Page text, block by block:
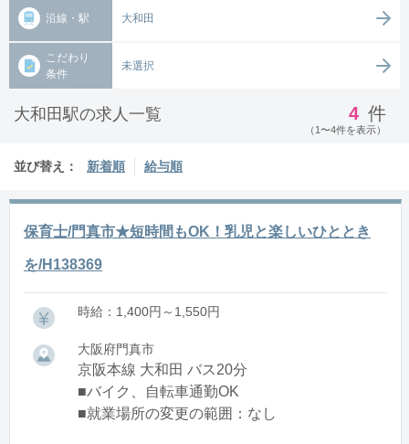
沿線・駅 大和田
こだわり
条件
未選択
大和田駅の求人一覧 4 件
（1〜4件を表示）
並び替え： 新着順 給与順
保育士/門真市★短時間もOK！乳児と楽しいひととき
を/H138369
時給：1,400円～1,550円
大阪府門真市
京阪本線 大和田 バス20分
■バイク、自転車通勤OK
■就業場所の変更の範囲：なし